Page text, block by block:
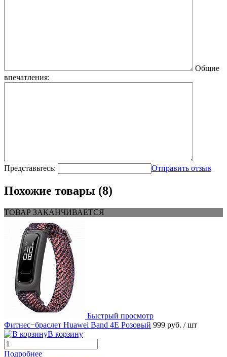
Общие
впечатления:
Представьтесь: Отправить отзыв
Похожие товары (8)
ТОВАР ЗАКАНЧИВАЕТСЯ
Быстрый просмотр
Фитнес−браслет Huawei Band 4E Розовый 999 руб. / шт
В корзину
Подробнее